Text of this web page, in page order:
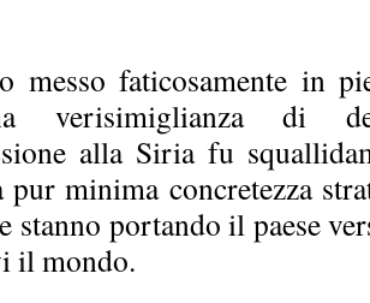
messo faticosamente in
verisimiglianza di
alla Siria fu
pur minima concretezza
stanno portando il paese
il mondo.